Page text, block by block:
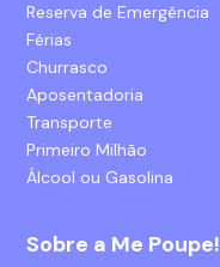
Reserva de Emergência
Férias
Churrasco
Aposentadoria
Transporte
Primeiro Milhão
Álcool ou Gasolina
Sobre a Me Poupe!